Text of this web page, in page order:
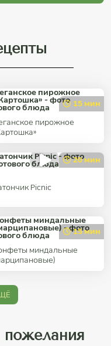
15 мин
пирожное
20 мин
Picnic
15 мин
миндальные
пожелания